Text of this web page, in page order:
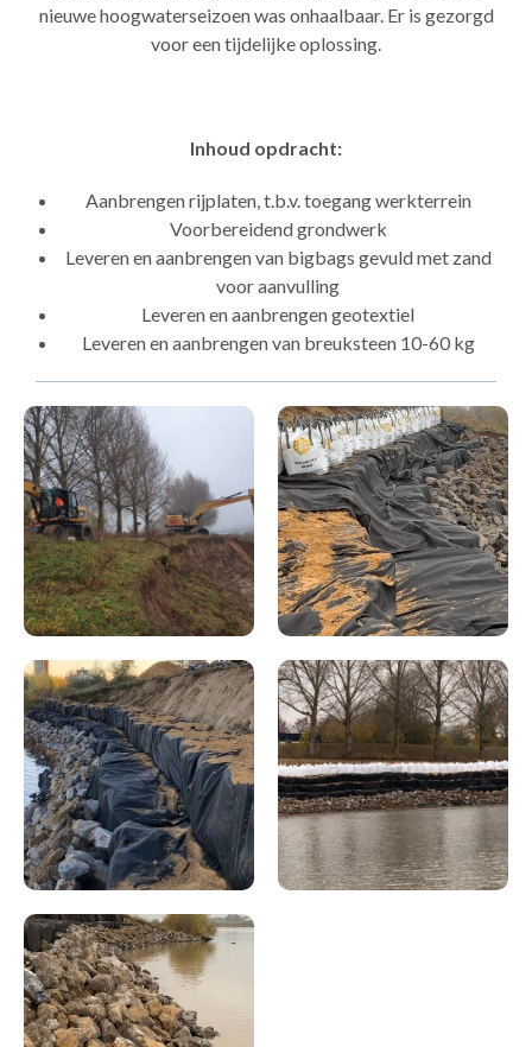
nieuwe hoogwaterseizoen was onhaalbaar. Er is gezorgd
voor een tijdelijke oplossing.
Inhoud opdracht:
Aanbrengen rijplaten, t.b.v. toegang werkterrein
Voorbereidend grondwerk
Leveren en aanbrengen van bigbags gevuld met zand
voor aanvulling
Leveren en aanbrengen geotextiel
Leveren en aanbrengen van breuksteen 10-60 kg